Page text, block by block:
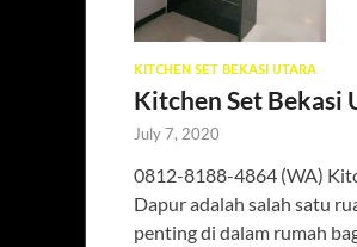
KITCHEN SET BEKASI UTARA
Kitchen Set Bekasi
July 7, 2020
0812-8188-4864 (WA)
Dapur adalah salah satu
penting di dalam rumah